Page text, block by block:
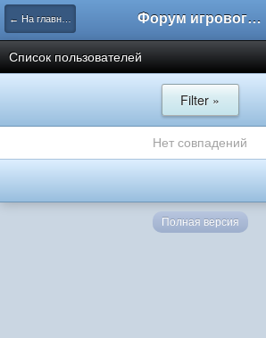
← На главную Форум игрового проекта Riverrise
Список пользователей
Filter »
Нет совпадений
Полная версия